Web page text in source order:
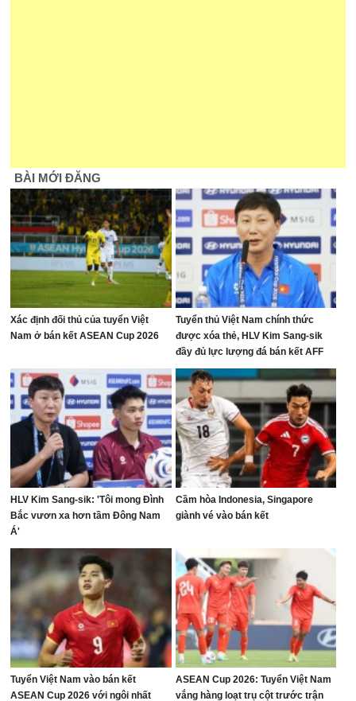
BÀI MỚI ĐĂNG
Xác định đối thủ của tuyển Việt
Nam ở bán kết ASEAN Cup 2026
Tuyển thủ Việt Nam chính thức
được xóa thẻ, HLV Kim Sang-sik
đầy đủ lực lượng đá bán kết AFF
Cup
HLV Kim Sang-sik: 'Tôi mong Đình
Bắc vươn xa hơn tầm Đông Nam
Á'
Cầm hòa Indonesia, Singapore
giành vé vào bán kết
Tuyển Việt Nam vào bán kết
ASEAN Cup 2026 với ngôi nhất
ASEAN Cup 2026: Tuyển Việt Nam
vắng hàng loạt trụ cột trước trận